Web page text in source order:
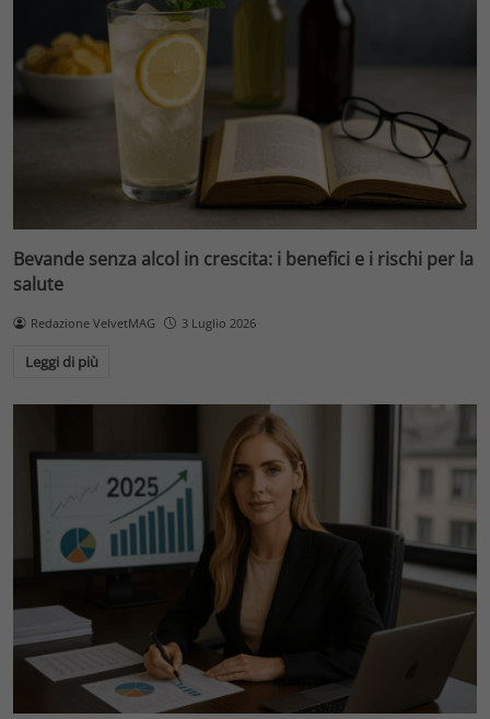
Bevande senza alcol in crescita: i benefici e i rischi per la
salute
Redazione VelvetMAG 3 Luglio 2026
Leggi di più